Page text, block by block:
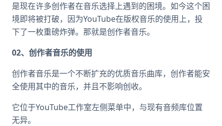
是现在许多创作者在音乐选择上遇到的困境。如今这个困
境即将被打破，因为YouTube在版权音乐的使用上，投
下了一枚重磅炸弹。那就是创作者音乐。
02、创作者音乐的使用
创作者音乐是一个不断扩充的优质音乐曲库，创作者能安
全使用其中的音乐，并且不影响创收。
它位于YouTube工作室左侧菜单中，与现有音频库位置
无异。